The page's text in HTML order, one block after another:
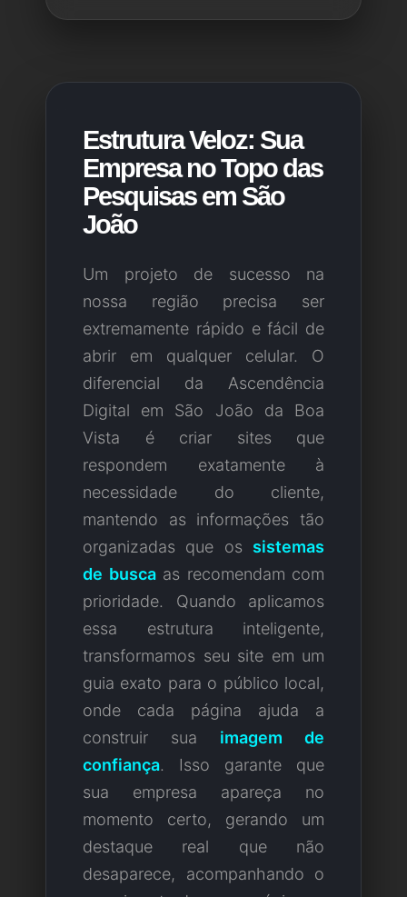
Estrutura Veloz: Sua
Empresa no Topo das
Pesquisas em São
João
Um projeto de sucesso na
nossa região precisa ser
extremamente rápido e fácil de
abrir em qualquer celular. O
diferencial da Ascendência
Digital em São João da Boa
Vista é criar sites que
respondem exatamente à
necessidade do cliente,
mantendo as informações tão
organizadas que os sistemas
de buscaas recomendam com
prioridade. Quando aplicamos
essa estrutura inteligente,
transformamos seu site em um
guia exato para o público local,
onde cada página ajuda a
construir sua imagem de
confiança. Isso garante que
sua empresa apareça no
momento certo, gerando um
destaque real que não
desaparece, acompanhando o